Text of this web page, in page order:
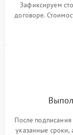
Зафиксируем
договоре.
После
указанные сроки,